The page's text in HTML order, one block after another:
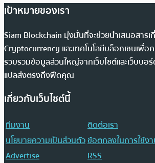
เป้าหมายของเรา
Siam Blockchain มุ่งมั่นที่จะช่วยนำเสนอสารเ
Cryptocurrency และเทคโนโลยีบล็อกเชนเพื่อ
รวบรวมข้อมูลส่วนใหญ่จากเว็บไซต์และเว็บบอ
แปลส่งตรงถึงฟีดคุณ
เกี่ยวกับเว็บไซต์นี้
ทีมงาน
ติดต่อเรา
นโยบายความเป็นส่วนตัวข้อตกลงในการใช้ง
Advertise
RSS